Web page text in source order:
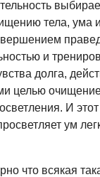
тела, ума
и
долга,
целью
И
ум
что всякая